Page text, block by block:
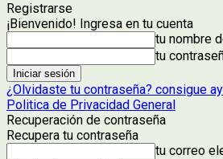
Registrarse
¡Bienvenido! Ingresa en tu cuenta
tu nombre
tu
¿Olvidaste tu contraseña? consigue
Politica de Privacidad General
Recuperación de contraseña
Recupera tu contraseña
tu correo